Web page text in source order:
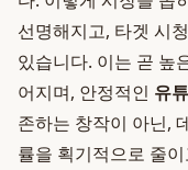
선명해지고, 타겟 시
있습니다. 이는 곧 높
어지며, 안정적인 유
존하는 창작이 아닌,
률을 획기적으로 줄